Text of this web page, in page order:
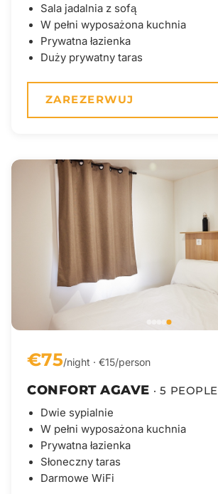
Sala jadalnia z sofą
W pełni wyposażona kuchnia
Prywatna łazienka
Duży prywatny taras
ZAREZERWUJ
€75/night · €15/person
CONFORT AGAVE · 5 PEOPLE
Dwie sypialnie
W pełni wyposażona kuchnia
Prywatna łazienka
Słoneczny taras
Darmowe WiFi